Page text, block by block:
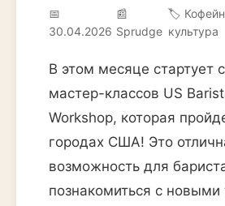
📅
30.04.2026
📰
Sprudge
🏷️
культура
В этом месяце стартует
мастер-классов US
Workshop, которая
городах США! Это
возможность для
познакомиться с новыми